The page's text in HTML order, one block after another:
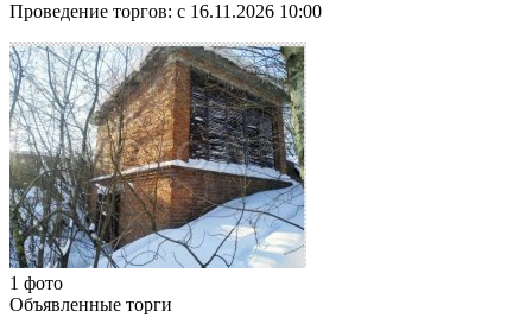
Проведение торгов: с 16.11.2026 10:00
1 фото
Объявленные торги